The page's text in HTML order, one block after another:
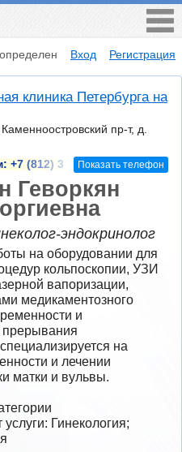
Вход Регистрация
клиника Петербурга на
пр-т, д.
+7 (812) 3 Показать телефон
Геворкян
эндокринолог
на оборудовании для
кольпоскопии, УЗИ
вапоризации,
медикаментозного
и
прерывания
на
и лечении
матки и вульвы.
Гинекология;